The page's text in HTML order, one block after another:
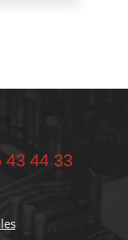
43 44 33